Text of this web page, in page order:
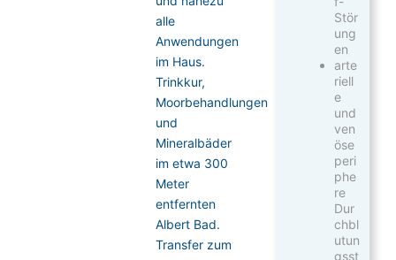
alle
Anwendungen
im Haus.
Trinkkur,
Moorbehandlungen
und
Mineralbäder
im etwa 300
Meter
entfernten
Albert Bad.
Transfer zum
Stör
ung
en
arte
riell
e
und
ven
öse
peri
phe
re
Dur
chbl
utun
gsst